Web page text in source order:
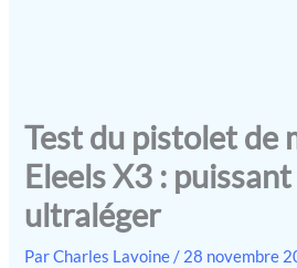
Test du pistolet de
Eleels X3 :
ultraléger
ParCharles Lavoine / 28 novembre